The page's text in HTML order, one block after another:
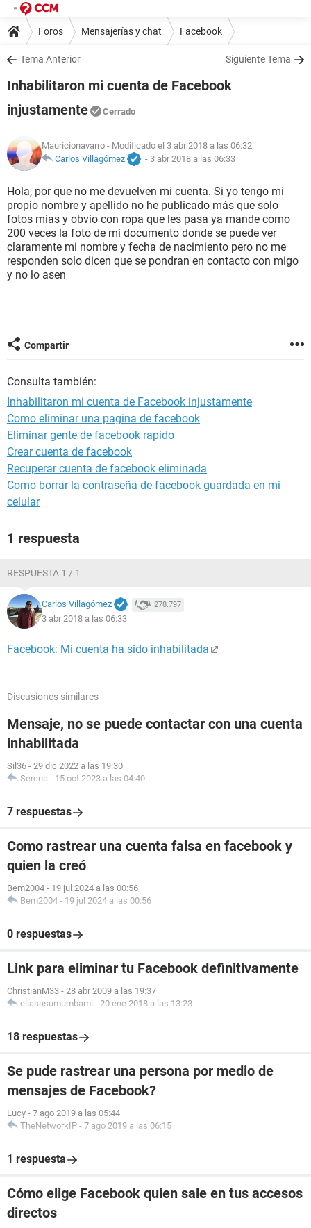
Foros Mensajerías y chat Facebook
Tema Anterior Siguiente Tema
Inhabilitaron mi cuenta de Facebook
injustamente
Cerrado
Mauricionavarro - Modificado el 3 abr 2018 a las 06:32
Carlos Villagómez
- 3 abr 2018 a las 06:33
Hola, por que no me devuelven mi cuenta. Si yo tengo mi
propio nombre y apellido no he publicado más que solo
fotos mias y obvio con ropa que les pasa ya mande como
200 veces la foto de mi documento donde se puede ver
claramente mi nombre y fecha de nacimiento pero no me
responden solo dicen que se pondran en contacto con migo
y no lo asen
Compartir
Consulta también:
Inhabilitaron mi cuenta de Facebook injustamente
Como eliminar una pagina de facebook
Eliminar gente de facebook rapido
Crear cuenta de facebook
Recuperar cuenta de facebook eliminada
Como borrar la contraseña de facebook guardada en mi
celular
1 respuesta
RESPUESTA 1 / 1
Carlos Villagómez 278.797
3 abr 2018 a las 06:33
Facebook: Mi cuenta ha sido inhabilitada
Discusiones similares
Mensaje, no se puede contactar con una cuenta
inhabilitada
Sil36 - 29 dic 2022 a las 19:30
Serena - 15 oct 2023 a las 04:40
7 respuestas
Como rastrear una cuenta falsa en facebook y
quien la creó
Bem2004 - 19 jul 2024 a las 00:56
Bem2004 - 19 jul 2024 a las 00:56
0 respuestas
Link para eliminar tu Facebook definitivamente
ChristianM33 - 28 abr 2009 a las 19:37
eliasasumumbami - 20 ene 2018 a las 13:23
18 respuestas
Se pude rastrear una persona por medio de
mensajes de Facebook?
Lucy - 7 ago 2019 a las 05:44
TheNetworkIP - 7 ago 2019 a las 06:15
1 respuesta
Cómo elige Facebook quien sale en tus accesos
directos